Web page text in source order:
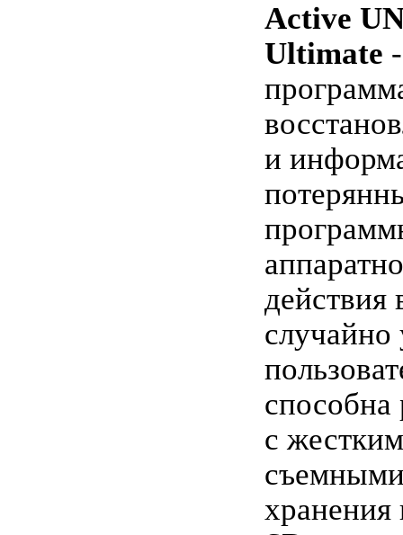
Active
Ultimate
и
действия
случайно
способна
с